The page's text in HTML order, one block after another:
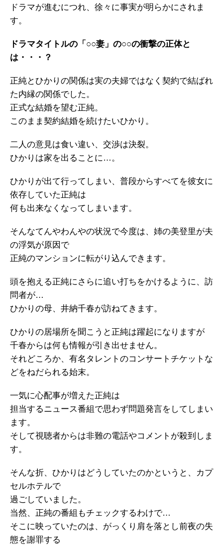
ドラマが進むにつれ、徐々に事実が明らかにされま
す。
ドラマタイトルの「○○妻」の○○の衝撃の正体と
は・・・？
正純とひかりの関係は実の夫婦ではなく契約で結ばれ
た内縁の関係でした。
正式な結婚を望む正純。
このまま契約結婚を続けたいひかり。
二人の意見は食い違い、交渉は決裂。
ひかりは家を出ることに…。
ひかりが出て行ってしまい、普段からすべてを彼女に
依存していた正純は
何も出来なくなってしまいます。
そんなてんやわんやの状況で今度は、姉の美登里が夫
の浮気が原因で
正純のマンションに転がり込んできます。
頭を抱える正純にさらに追い打ちをかけるように、訪
問者が…
ひかりの母、井納千春が訪ねてきます。
ひかりの居場所を聞こうと正純は躍起になりますが
千春からは何も情報が引き出せません。
それどころか、有名タレントのコンサートチケットな
どをねだられる始末。
一気に心配事が増えた正純は
担当するニュース番組で思わず問題発言をしてしまい
ます。
そして視聴者からは非難の電話やコメントが殺到しま
す。
そんな折、ひかりはどうしていたのかというと、カプ
セルホテルで
過ごしていました。
当然、正純の番組もチェックするわけで…
そこに映っていたのは、がっくり肩を落とし前夜の失
態を謝罪する